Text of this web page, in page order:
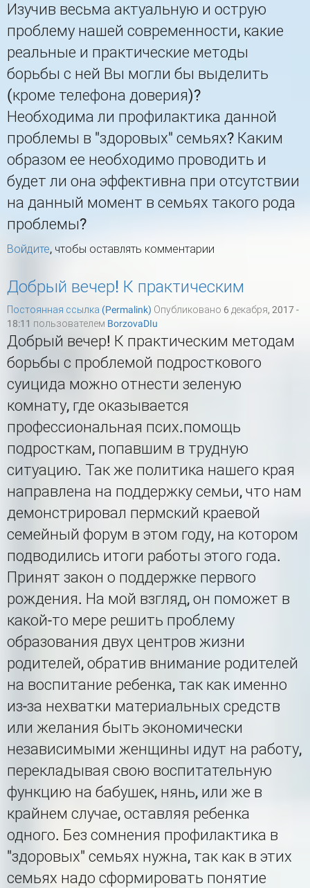
Изучив весьма актуальную и острую
проблему нашей современности, какие
реальные и практические методы
борьбы с ней Вы могли бы выделить
(кроме телефона доверия)?
Необходима ли профилактика данной
проблемы в "здоровых" семьях? Каким
образом ее необходимо проводить и
будет ли она эффективна при отсутствии
на данный момент в семьях такого рода
проблемы?
Войдите, чтобы оставлять комментарии
Добрый вечер! К практическим
Постоянная ссылка (Permalink) Опубликовано 6 декабря, 2017 -
18:11 пользователем BorzovaDIu
Добрый вечер! К практическим методам
борьбы с проблемой подросткового
суицида можно отнести зеленую
комнату, где оказывается
профессиональная псих.помощь
подросткам, попавшим в трудную
ситуацию. Так же политика нашего края
направлена на поддержку семьи, что нам
демонстрировал пермский краевой
семейный форум в этом году, на котором
подводились итоги работы этого года.
Принят закон о поддержке первого
рождения. На мой взгляд, он поможет в
какой-то мере решить проблему
образования двух центров жизни
родителей, обратив внимание родителей
на воспитание ребенка, так как именно
из-за нехватки материальных средств
или желания быть экономически
независимыми женщины идут на работу,
перекладывая свою воспитательную
функцию на бабушек, нянь, или же в
крайнем случае, оставляя ребенка
одного. Без сомнения профилактика в
"здоровых" семьях нужна, так как в этих
семьях надо сформировать понятие